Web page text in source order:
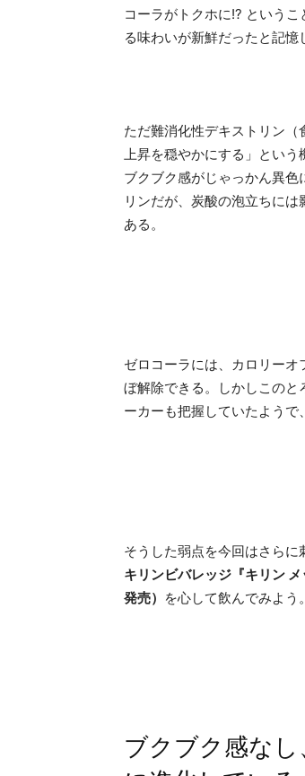
コーラがトクホに!? という
る味わいが新鮮だったと記憶
ただ難消化性デキストリン
上昇を穏やかにする」とい
ブクブク感がじゃっかん異
リンだが、炭酸の泡立ちに
ある。
ゼロコーラには、カロリー
ぼ解除できる。しかしこのと
ーカーも把握していたようで
そうした弱点を今回はさら
キリンビバレッジ『キリン
発売） を心して飲んでみよう。
ブクブク感な